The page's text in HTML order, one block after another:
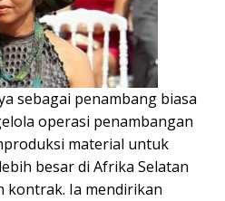
sebagai penambang biasa
operasi penambangan
material untuk
besar di Afrika Selatan
kontrak. Ia mendirikan